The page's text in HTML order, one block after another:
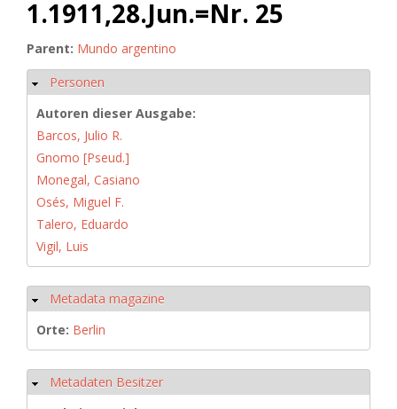
1.1911,28.Jun.=Nr. 25
Parent: Mundo argentino
Ausblenden
Personen
Autoren dieser Ausgabe:
Barcos, Julio R.
Gnomo [Pseud.]
Monegal, Casiano
Osés, Miguel F.
Talero, Eduardo
Vigil, Luis
Ausblenden
Metadata magazine
Orte: Berlin
Ausblenden
Metadaten Besitzer